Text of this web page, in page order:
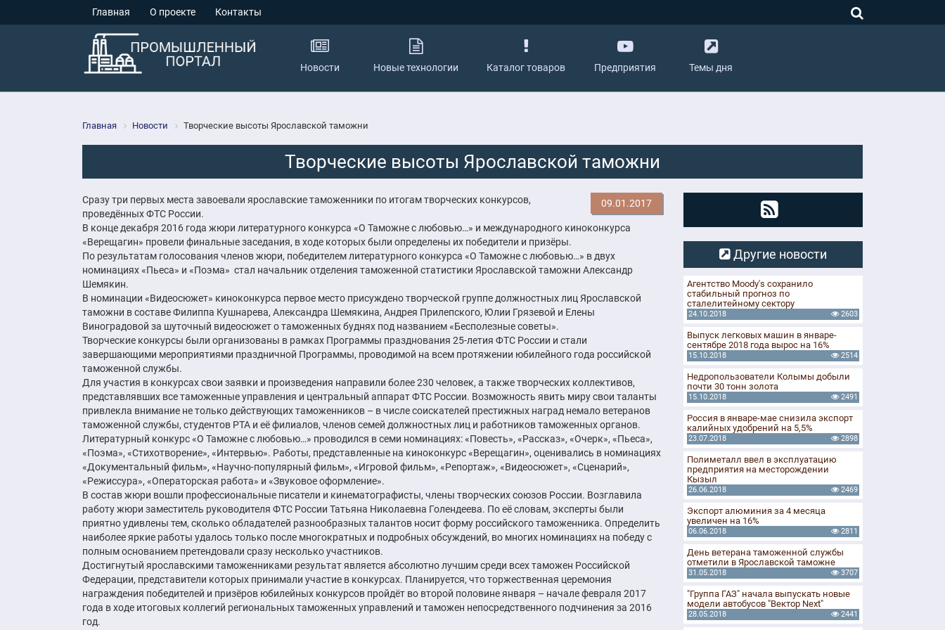
Главная О проекте Контакты
Новости Новые технологии Каталог товаров Предприятия Темы дня
Главная Новости Творческие высоты Ярославской таможни
Творческие высоты Ярославской таможни
09.01.2017
Сразу три первых места завоевали ярославские таможенники по итогам творческих конкурсов,
проведённых ФТС России.
В конце декабря 2016 года жюри литературного конкурса «О Таможне с любовью…» и международного киноконкурса
«Верещагин» провели финальные заседания, в ходе которых были определены их победители и призёры.
По результатам голосования членов жюри, победителем литературного конкурса «О Таможне с любовью…» в двух
номинациях «Пьеса» и «Поэма» стал начальник отделения таможенной статистики Ярославской таможни Александр
Шемякин.
В номинации «Видеосюжет» киноконкурса первое место присуждено творческой группе должностных лиц Ярославской
таможни в составе Филиппа Кушнарева, Александра Шемякина, Андрея Прилепского, Юлии Грязевой и Елены
Виноградовой за шуточный видеосюжет о таможенных буднях под названием «Бесполезные советы».
Творческие конкурсы были организованы в рамках Программы празднования 25-летия ФТС России и стали
завершающими мероприятиями праздничной Программы, проводимой на всем протяжении юбилейного года российской
таможенной службы.
Для участия в конкурсах свои заявки и произведения направили более 230 человек, а также творческих коллективов,
представлявших все таможенные управления и центральный аппарат ФТС России. Возможность явить миру свои таланты
привлекла внимание не только действующих таможенников – в числе соискателей престижных наград немало ветеранов
таможенной службы, студентов РТА и её филиалов, членов семей должностных лиц и работников таможенных органов.
Литературный конкурс «О Таможне с любовью…» проводился в семи номинациях: «Повесть», «Рассказ», «Очерк», «Пьеса»,
«Поэма», «Стихотворение», «Интервью». Работы, представленные на киноконкурс «Верещагин», оценивались в номинациях
«Документальный фильм», «Научно-популярный фильм», «Игровой фильм», «Репортаж», «Видеосюжет», «Сценарий»,
«Режиссура», «Операторская работа» и «Звуковое оформление».
В состав жюри вошли профессиональные писатели и кинематографисты, члены творческих союзов России. Возглавила
работу жюри заместитель руководителя ФТС России Татьяна Николаевна Голендеева. По её словам, эксперты были
приятно удивлены тем, сколько обладателей разнообразных талантов носит форму российского таможенника. Определить
наиболее яркие работы удалось только после многократных и подробных обсуждений, во многих номинациях на победу с
полным основанием претендовали сразу несколько участников.
Достигнутый ярославскими таможенниками результат является абсолютно лучшим среди всех таможен Российской
Федерации, представители которых принимали участие в конкурсах. Планируется, что торжественная церемония
награждения победителей и призёров юбилейных конкурсов пройдёт во второй половине января – начале февраля 2017
года в ходе итоговых коллегий региональных таможенных управлений и таможен непосредственного подчинения за 2016
год.
Другие новости
Агентство Moody's сохранило
стабильный прогноз по
сталелитейному сектору
24.10.2018 2603
Выпуск легковых машин в январе-
сентябре 2018 года вырос на 16%
15.10.2018 2514
Недропользователи Колымы добыли
почти 30 тонн золота
15.10.2018 2491
Россия в январе-мае снизила экспорт
калийных удобрений на 5,5%
23.07.2018 2898
Полиметалл ввел в эксплуатацию
предприятия на месторождении
Кызыл
26.06.2018 2469
Экспорт алюминия за 4 месяца
увеличен на 16%
06.06.2018 2811
День ветерана таможенной службы
отметили в Ярославской таможне
31.05.2018 3707
"Группа ГАЗ" начала выпускать новые
модели автобусов "Вектор Next"
28.05.2018 2441